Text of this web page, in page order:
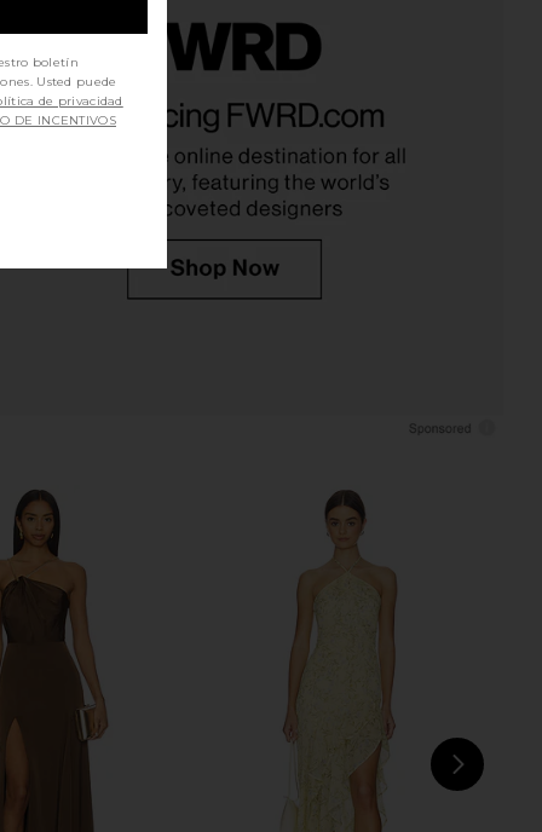
Gown in Auburn
Katie May
$375
Wolfe Gown in Arctic
$312
Maxi Dress in Moss
Amanda Uprichard X Revolve
Amanda Uprichard
boletín
Usted puede
de privacidad
DE INCENTIVOS